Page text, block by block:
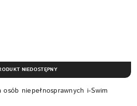
niepełnosprawnych i-Swim
NIEDOSTĘPNY